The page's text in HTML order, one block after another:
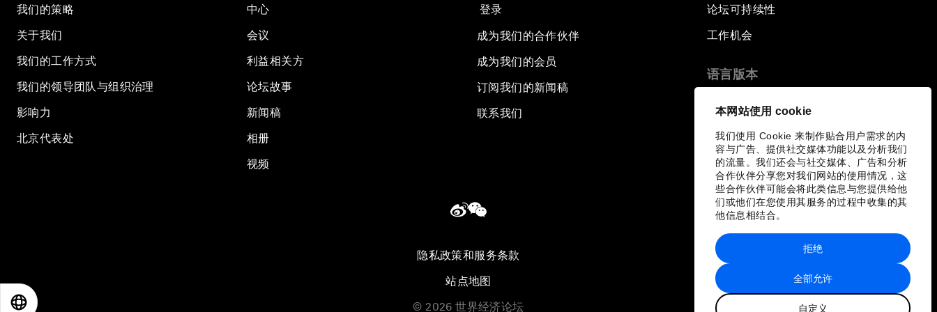
本网站使用 cookie
我们使用 Cookie 来制作贴合用户需求的内
容与广告、提供社交媒体功能以及分析我们
的流量。我们还会与社交媒体、广告和分析
合作伙伴分享您对我们网站的使用情况，这
些合作伙伴可能会将此类信息与您提供给他
们或他们在您使用其服务的过程中收集的其
他信息相结合。
全部允许
自定义
拒绝
我们的策略
关于我们
我们的工作方式
我们的领导团队与组织治理
影响力
北京代表处
中心
会议
利益相关方
论坛故事
新闻稿
相册
视频
登录
成为我们的合作伙伴
成为我们的会员
订阅我们的新闻稿
联系我们
论坛可持续性
工作机会
语言版本
隐私政策和服务条款
站点地图
© 2026 世界经济论坛